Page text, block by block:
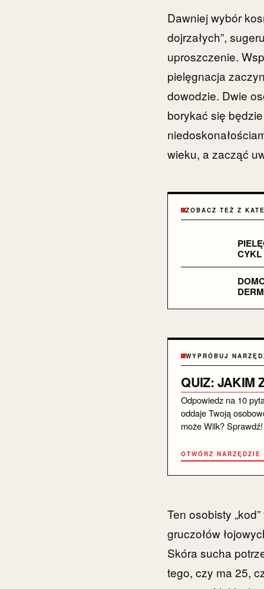
Dawniej wybór
dojrzałych”,
uproszczenie.
pielęgnacja
dowodzie. Dwie
borykać się
wieku, a zacząć
ZOBACZ TEŻ Z
CYKL
WYPRÓBUJ
QUIZ: JAKIM
Odpowiedz na 10
oddaje Twoją
może Wilk? Sprawdź!
OTWÓRZ
Ten osobisty
gruczołów
Skóra sucha
tego, czy ma 25,